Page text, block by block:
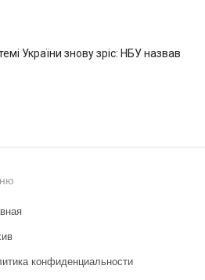
України знову зріс: НБУ назвав
конфиденциальности